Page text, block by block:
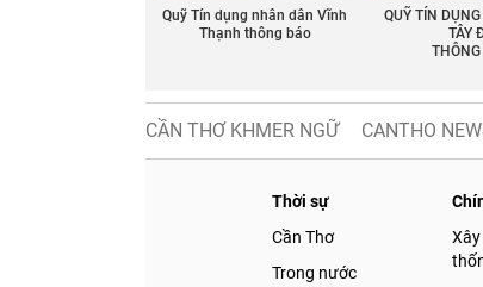
Quỹ Tín dụng nhân dân Vĩnh
Thạnh thông báo
QUỸ TÍN
TÂY
CẦN THƠ KHMER NGỮ CANTHO
Thời sự
Cần Thơ
Trong nước